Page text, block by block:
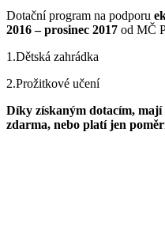
Dotační program na podporu
2016 – prosinec 2017 od MČ
1.Dětská zahrádka
2.Prožitkové učení
Díky získaným dotacím,
zdarma, nebo platí jen